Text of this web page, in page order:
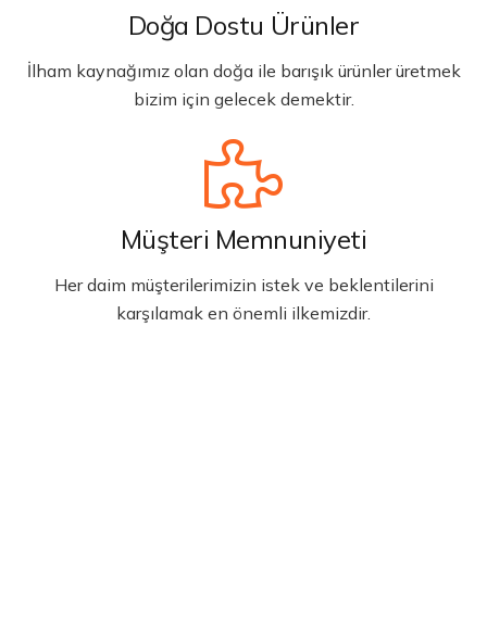
Doğa Dostu Ürünler
İlham kaynağımız olan doğa ile barışık ürünler üretmek
bizim için gelecek demektir.
Müşteri Memnuniyeti
Her daim müşterilerimizin istek ve beklentilerini
karşılamak en önemli ilkemizdir.